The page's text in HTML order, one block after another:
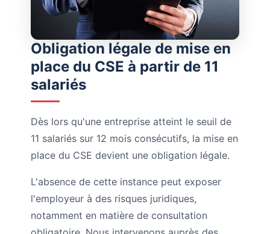
Obligation légale de mise en
place du CSE à partir de 11
salariés
Dès lors qu'une entreprise atteint le seuil de
11 salariés sur 12 mois consécutifs, la mise en
place du CSE devient une obligation légale.
L'absence de cette instance peut exposer
l'employeur à des risques juridiques,
notamment en matière de consultation